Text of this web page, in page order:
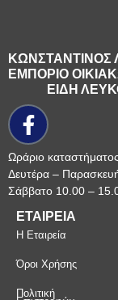
ΚΩΝΣΤΑΝΤΙΝΟΣ
ΕΜΠΟΡΙΟ
ΕΙΔΗ
Ωράριο καταστήματος
Δευτέρα –
Σάββατο 10.00 –
ΕΤΑΙΡΕΙΑ
Η Εταιρεία
Όροι Χρήσης
Πολιτική